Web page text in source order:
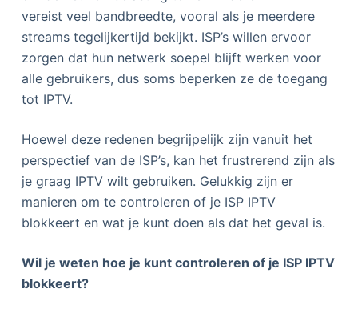
vereist veel bandbreedte, vooral als je meerdere
streams tegelijkertijd bekijkt. ISP’s willen ervoor
zorgen dat hun netwerk soepel blijft werken voor
alle gebruikers, dus soms beperken ze de toegang
tot IPTV.
Hoewel deze redenen begrijpelijk zijn vanuit het
perspectief van de ISP’s, kan het frustrerend zijn als
je graag IPTV wilt gebruiken. Gelukkig zijn er
manieren om te controleren of je ISP IPTV
blokkeert en wat je kunt doen als dat het geval is.
Wil je weten hoe je kunt controleren of je ISP IPTV
blokkeert?